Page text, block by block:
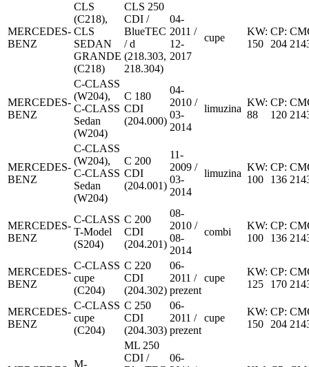
MERCEDES-
BENZ
CLS
(C218),
CLS
SEDAN
GRANDE
(C218)
CLS 250
CDI /
BlueTEC
/ d
(218.303,
218.304)
04-
2011 /
12-
2017
cupe
KW:
150
CP:
204
MERCEDES-
BENZ
C-CLASS
(W204),
C-CLASS
Sedan
(W204)
C 180
CDI
(204.000)
04-
2010 /
03-
2014
limuzina
KW:
88
CP:
120
MERCEDES-
BENZ
C-CLASS
(W204),
C-CLASS
Sedan
(W204)
C 200
CDI
(204.001)
11-
2009 /
03-
2014
limuzina
KW:
100
CP:
136
MERCEDES-
BENZ
C-CLASS
T-Model
(S204)
C 200
CDI
(204.201)
08-
2010 /
08-
2014
combi
KW:
100
CP:
136
MERCEDES-
BENZ
C-CLASS
cupe
(C204)
C 220
CDI
(204.302)
06-
2011 /
prezent
cupe
KW:
125
CP:
170
MERCEDES-
BENZ
C-CLASS
cupe
(C204)
C 250
CDI
(204.303)
06-
2011 /
prezent
cupe
KW:
150
CP:
204
M-
ML 250
CDI /
06-